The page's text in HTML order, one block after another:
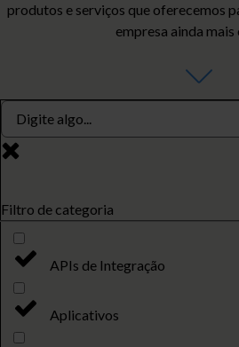
produtos e serviços que oferecemos
empresa ainda
Filtro de categoria
APIs de Integração
Aplicativos